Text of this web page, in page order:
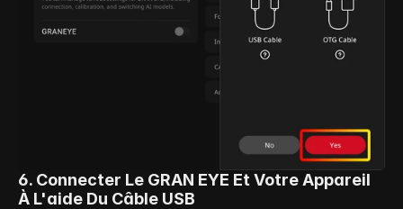
6. Connecter Le GRAN EYE Et Votre Appareil
À L'aide Du Câble USB